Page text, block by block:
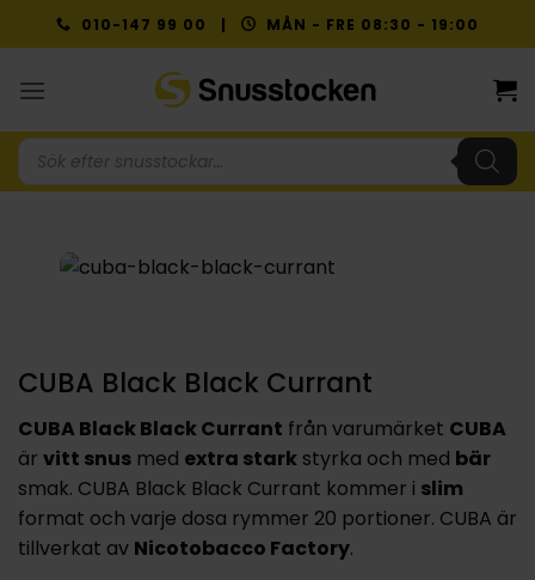
to
010-147 99 00 | MÅN - FRE 08:30 - 19:00
Produktsökning
CUBA Black Black Currant
CUBA Black Black Currant från varumärket CUBA
är vitt snus med extra stark styrka och med bär
smak. CUBA Black Black Currant kommer i slim
format och varje dosa rymmer 20 portioner. CUBA är
tillverkat av Nicotobacco Factory.